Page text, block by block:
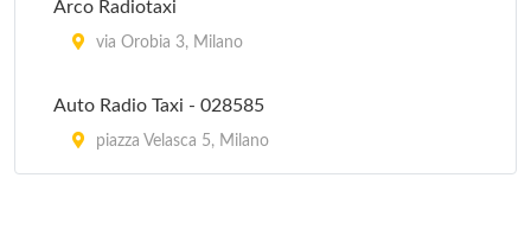
Arco Radiotaxi
via Orobia 3, Milano
Auto Radio Taxi - 028585
piazza Velasca 5, Milano